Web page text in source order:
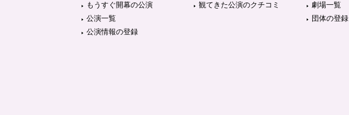
もうすぐ開幕の公演
公演一覧
公演情報の登録
観てきた公演のクチコミ
劇場一覧
団体の登録